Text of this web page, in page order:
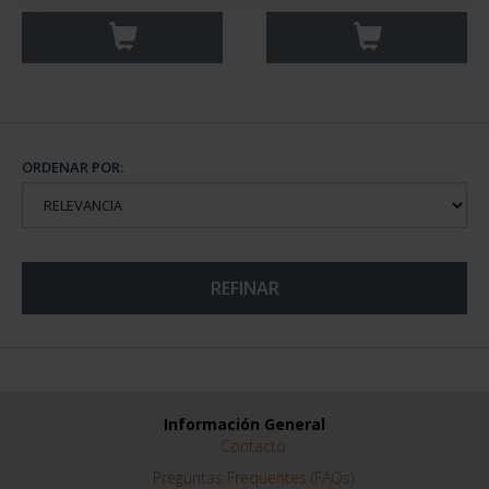
ORDENAR POR:
REFINAR
Información General
Contacto
Preguntas Frequentes (FAQs)